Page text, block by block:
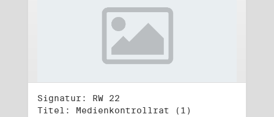
Signatur: RW 22
Titel: Medienkontrollrat (1)